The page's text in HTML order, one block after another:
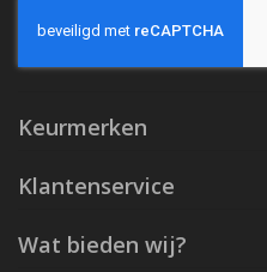
Keurmerken
Klantenservice
Wat bieden wij?